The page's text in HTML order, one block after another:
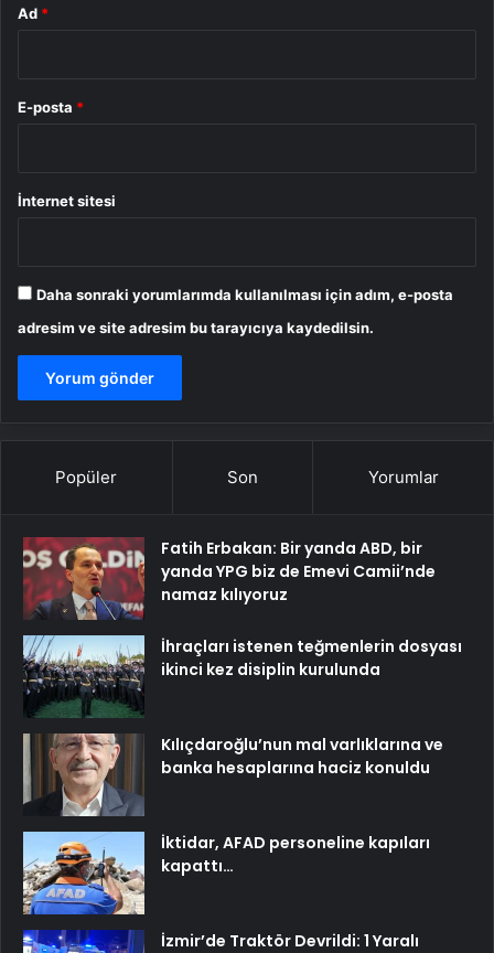
Ad *
E-posta *
İnternet sitesi
Daha sonraki yorumlarımda kullanılması için adım, e-posta
adresim ve site adresim bu tarayıcıya kaydedilsin.
Popüler Son Yorumlar
Fatih Erbakan: Bir yanda ABD, bir
yanda YPG biz de Emevi Camii’nde
namaz kılıyoruz
İhraçları istenen teğmenlerin dosyası
ikinci kez disiplin kurulunda
Kılıçdaroğlu’nun mal varlıklarına ve
banka hesaplarına haciz konuldu
İktidar, AFAD personeline kapıları
kapattı…
İzmir’de Traktör Devrildi: 1 Yaralı